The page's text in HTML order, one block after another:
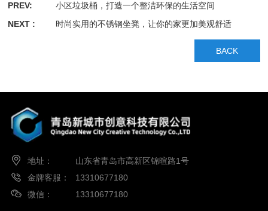
PREV:
小区垃圾桶，打造一个整洁环保的生活空间
NEXT :
时尚实用的不锈钢坐凳，让你的家更加美观舒适
BACK
地址：
山东省青岛市高新区锦暄路1号
金牌客服：
13310677180
微信：
13310677180